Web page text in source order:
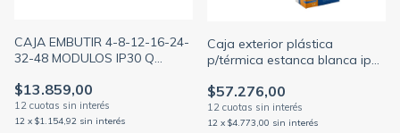
CAJA EMBUTIR 4-8-12-16-24-
32-48 MODULOS IP30 Q
$13.859,00
12 x $1.154,92 sin interés
Caja exterior plástica
p/térmica estanca blanca ip55
módulos
$57.276,00
12 x $4.773,00 sin interés